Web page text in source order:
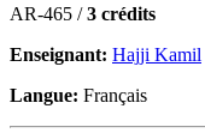
AR-465 /3 crédits
Enseignant: Hajji Kamil
Langue: Français